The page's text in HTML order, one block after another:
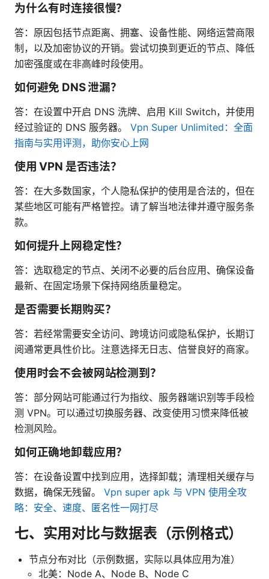
为什么有时连接很慢？
答：原因包括节点距离、拥塞、设备性能、网络运营商限
制，以及加密协议的开销。尝试切换到更近的节点、降低
加密强度或在非高峰时段使用。
如何避免 DNS 泄漏？
答：在设置中开启 DNS 洗牌、启用 Kill Switch，并使用
经过验证的 DNS 服务器。 Vpn Super Unlimited：全面
指南与实用评测，助你安心上网
使用 VPN 是否违法？
答：在大多数国家，个人隐私保护的使用是合法的，但在
某些地区可能有严格管控。请了解当地法律并遵守服务条
款。
如何提升上网稳定性？
答：选取稳定的节点、关闭不必要的后台应用、确保设备
最新、在固定场景下保持网络质量稳定。
是否需要长期购买？
答：若经常需要安全访问、跨境访问或隐私保护，长期订
阅通常更具性价比。注意选择无日志、信誉良好的商家。
使用时会不会被网站检测到？
答：部分网站可能通过行为指纹、服务器端识别等手段检
测 VPN。可以通过切换服务器、改变使用习惯来降低被
检测风险。
如何正确地卸载应用？
答：在设备设置中找到应用，选择卸载；清理相关缓存与
数据，确保无残留。 Vpn super apk 与 VPN 使用全攻
略：安全、速度、匿名性一网打尽
七、实用对比与数据表（示例格式）
节点分布对比（示例数据，实际以具体应用为准）
北美：Node A、Node B、Node C